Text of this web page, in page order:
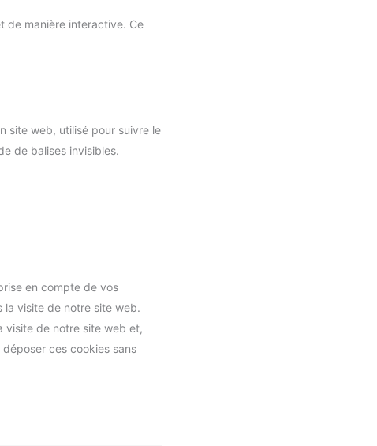
de manière interactive. Ce
site web, utilisé pour suivre le
de balises invisibles.
en compte de vos
la visite de notre site web.
visite de notre site web et,
ces cookies sans